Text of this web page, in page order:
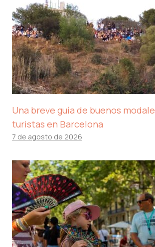
Una breve guía de buenos
turistas en Barcelona
7 de agosto de 2026